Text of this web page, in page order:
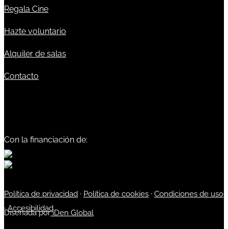
Regala Cine
Hazte voluntario
Alquiler de salas
Contacto
Con la financiación de:
Política de privacidad · Política de cookies · Condiciones de uso
·Accesibilidad
Diseñada poriDen Global